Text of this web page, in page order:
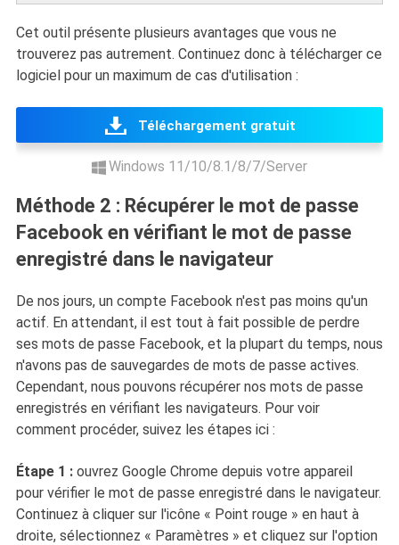
Cet outil présente plusieurs avantages que vous ne
trouverez pas autrement. Continuez donc à télécharger ce
logiciel pour un maximum de cas d'utilisation :
Téléchargement gratuit
Windows 11/10/8.1/8/7/Server
Méthode 2 : Récupérer le mot de passe
Facebook en vérifiant le mot de passe
enregistré dans le navigateur
De nos jours, un compte Facebook n'est pas moins qu'un
actif. En attendant, il est tout à fait possible de perdre
ses mots de passe Facebook, et la plupart du temps, nous
n'avons pas de sauvegardes de mots de passe actives.
Cependant, nous pouvons récupérer nos mots de passe
enregistrés en vérifiant les navigateurs. Pour voir
comment procéder, suivez les étapes ici :
Étape 1 :ouvrez Google Chrome depuis votre appareil
pour vérifier le mot de passe enregistré dans le navigateur.
Continuez à cliquer sur l'icône « Point rouge » en haut à
droite, sélectionnez « Paramètres » et cliquez sur l'option